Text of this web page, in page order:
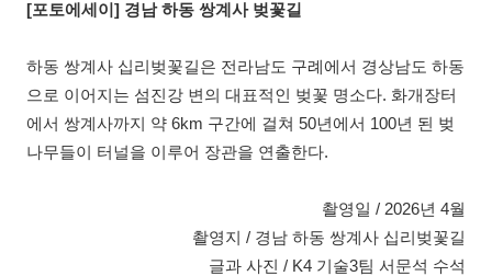
[포토에세이] 경남 하동 쌍계사 벚꽃길
하동 쌍계사 십리벚꽃길은 전라남도 구례에서 경상남도 하동
으로 이어지는 섬진강 변의 대표적인 벚꽃 명소다. 화개장터
에서 쌍계사까지 약 6km 구간에 걸쳐 50년에서 100년 된 벚
나무들이 터널을 이루어 장관을 연출한다.
촬영일 / 2026년 4월
촬영지 / 경남 하동 쌍계사 십리벚꽃길
글과 사진 / K4 기술3팀 서문석 수석